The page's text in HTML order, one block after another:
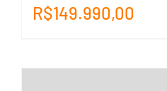
R$149.990,00